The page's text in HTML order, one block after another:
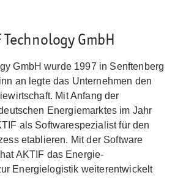
GmbH
GmbH wurde 1997 in Senftenberg
an legte das Unternehmen den
Mit Anfang der
Energiemarktes im Jahr
als Softwarespezialist für den
etablieren. Mit der Software
AKTIF das Energie-
Energielogistik weiterentwickelt